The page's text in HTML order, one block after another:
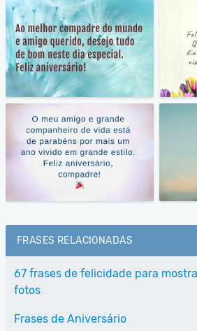
FRASES RELACIONADAS
67 frases de felicidade para
fotos
Frases de Aniversário